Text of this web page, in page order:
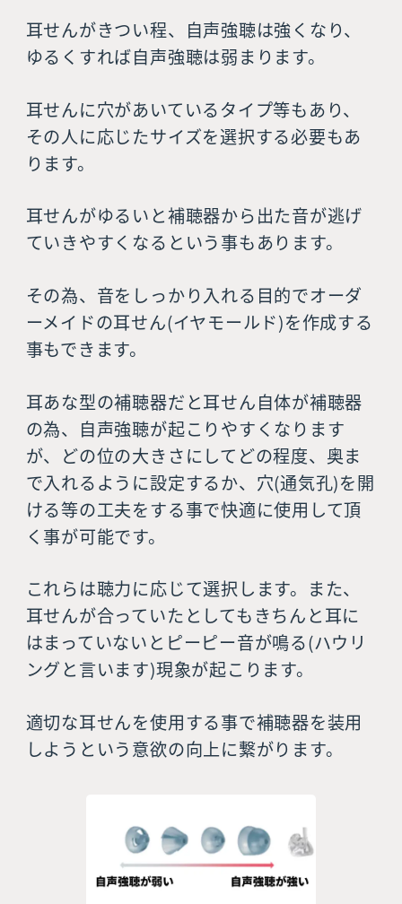
耳せんがきつい程、自声強聴は強くなり、
ゆるくすれば自声強聴は弱まります。
耳せんに穴があいているタイプ等もあり、
その人に応じたサイズを選択する必要もあ
ります。
耳せんがゆるいと補聴器から出た音が逃げ
ていきやすくなるという事もあります。
その為、音をしっかり入れる目的でオーダ
ーメイドの耳せん(イヤモールド)を作成する
事もできます。
耳あな型の補聴器だと耳せん自体が補聴器
の為、自声強聴が起こりやすくなります
が、どの位の大きさにしてどの程度、奥ま
で入れるように設定するか、穴(通気孔)を開
ける等の工夫をする事で快適に使用して頂
く事が可能です。
これらは聴力に応じて選択します。また、
耳せんが合っていたとしてもきちんと耳に
はまっていないとピーピー音が鳴る(ハウリ
ングと言います)現象が起こります。
適切な耳せんを使用する事で補聴器を装用
しようという意欲の向上に繋がります。